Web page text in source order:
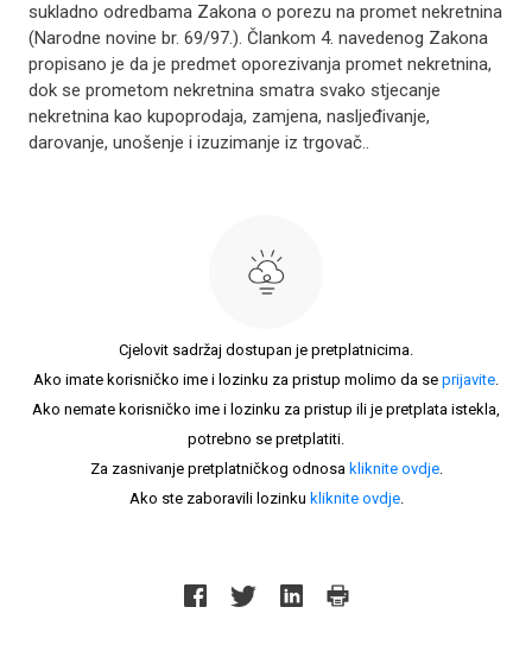
sukladno odredbama Zakona o porezu na promet nekretnina
(Narodne novine br. 69/97.). Člankom 4. navedenog Zakona
propisano je da je predmet oporezivanja promet nekretnina,
dok se prometom nekretnina smatra svako stjecanje
nekretnina kao kupoprodaja, zamjena, nasljeđivanje,
darovanje, unošenje i izuzimanje iz trgovač..
Cjelovit sadržaj dostupan je pretplatnicima.
Ako imate korisničko ime i lozinku za pristup molimo da se prijavite.
Ako nemate korisničko ime i lozinku za pristup ili je pretplata istekla,
potrebno se pretplatiti.
Za zasnivanje pretplatničkog odnosa kliknite ovdje.
Ako ste zaboravili lozinku kliknite ovdje.